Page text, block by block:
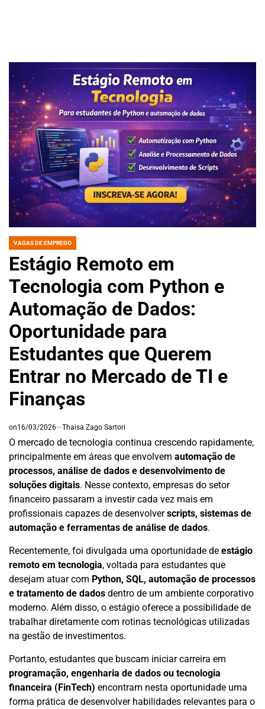
POSTED
VAGAS DE EMPREGO
Estágio Remoto em
Tecnologia com Python e
Automação de Dados:
Oportunidade para
Estudantes que Querem
Entrar no Mercado de TI e
Finanças
on16/03/2026 Thaisa Zago Sartori
O mercado de tecnologia continua crescendo rapidamente,
principalmente em áreas que envolvem automação de
processos, análise de dados e desenvolvimento de
soluções digitais. Nesse contexto, empresas do setor
financeiro passaram a investir cada vez mais em
profissionais capazes de desenvolverscripts, sistemas de
automação e ferramentas de análise de dados.
Recentemente, foi divulgada uma oportunidade de estágio
remoto em tecnologia, voltada para estudantes que
desejam atuar com Python, SQL, automação de processos
e tratamento de dados dentro de um ambiente corporativo
moderno. Além disso, o estágio oferece a possibilidade de
trabalhar diretamente com rotinas tecnológicas utilizadas
na gestão de investimentos.
Portanto, estudantes que buscam iniciar carreira em
programação, engenharia de dados ou tecnologia
financeira (FinTech) encontram nesta oportunidade uma
forma prática de desenvolver habilidades relevantes para o